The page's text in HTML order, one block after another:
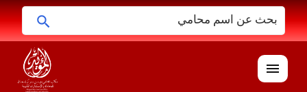
البحث
عن:
القائمة